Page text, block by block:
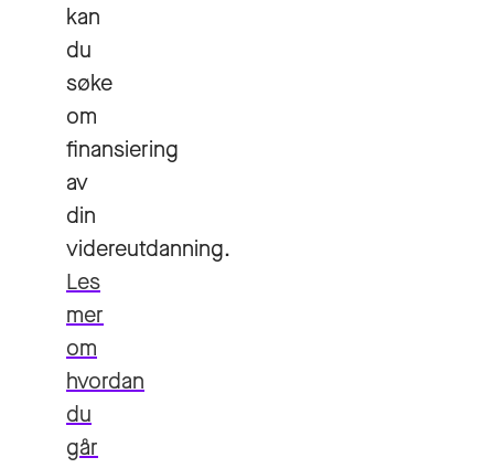
kan
du
søke
om
finansiering
av
din
videreutdanning.
Les
mer
om
hvordan
du
går